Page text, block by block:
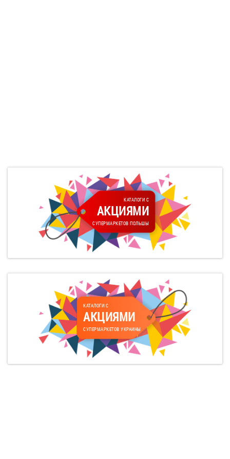
КАТАЛОГИ С
АКЦИЯМИ
СУПЕРМАРКЕТОВ ПОЛЬШЫ
КАТАЛОГИ С
АКЦИЯМИ
СУПЕРМАРКЕТОВ УКРАИНЫ